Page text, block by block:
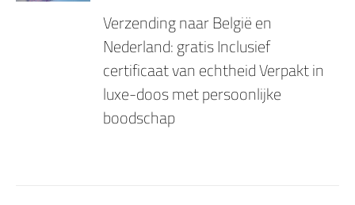
Verzending naar België en
Nederland: gratis Inclusief
certificaat van echtheid Verpakt in
luxe-doos met persoonlijke
boodschap